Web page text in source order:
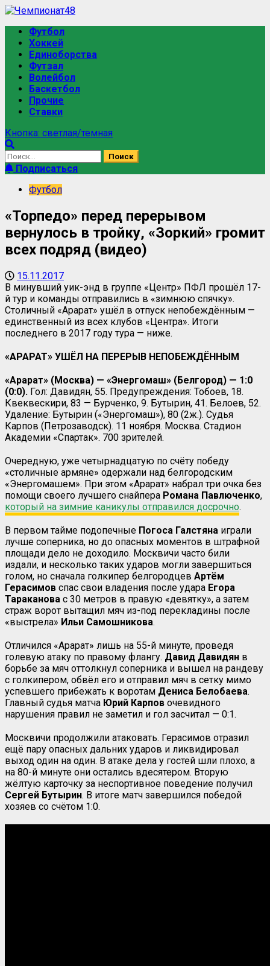
Футбол
Хоккей
Единоборства
Футзал
Волейбол
Баскетбол
Прочие
Ставки
Кнопка: светлая/темная
Подписаться
Футбол
«Торпедо» перед перерывом
вернулось в тройку, «Зоркий» громит
всех подряд (видео)
15.11.2017
В минувший уик-энд в группе «Центр» ПФЛ прошёл 17-
й тур и команды отправились в «зимнюю спячку».
Столичный «Арарат» ушёл в отпуск непобеждённым —
единственный из всех клубов «Центра». Итоги
последнего в 2017 году тура — ниже.
«АРАРАТ» УШЁЛ НА ПЕРЕРЫВ НЕПОБЕЖДЁННЫМ
«Арарат» (Москва) — «Энергомаш» (Белгород) — 1:0
(0:0). Гол: Давидян, 55. Предупреждения: Тобоев, 18.
Квеквескири, 83 — Бурченко, 9. Бутырин, 41. Белоев, 52.
Удаление: Бутырин («Энергомаш»), 80 (2ж.). Судья
Карпов (Петрозаводск). 11 ноября. Москва. Стадион
Академии «Спартак». 700 зрителей.
Очередную, уже четырнадцатую по счёту победу
«столичные армяне» одержали над белгородским
«Энергомашем». При этом «Арарат» набрал три очка без
помощи своего лучшего снайпера Романа Павлюченко,
который на зимние каникулы отправился досрочно.
В первом тайме подопечные Погоса Галстяна играли
лучше соперника, но до опасных моментов в штрафной
площади дело не доходило. Москвичи часто били
издали, и несколько таких ударов могли завершиться
голом, но сначала голкипер белгородцев Артём
Герасимов спас свои владения после удара Егора
Тараканова с 30 метров в правую «девятку», а затем
страж ворот вытащил мяч из-под перекладины после
«выстрела» Ильи Самошникова.
Отличился «Арарат» лишь на 55-й минуте, проведя
голевую атаку по правому флангу. Давид Давидян в
борьбе за мяч оттолкнул соперника и вышел на рандеву
с голкипером, обвёл его и отправил мяч в сетку мимо
успевшего прибежать к воротам Дениса Белобаева.
Главный судья матча Юрий Карпов очевидного
нарушения правил не заметил и гол засчитал — 0:1.
Москвичи продолжили атаковать. Герасимов отразил
ещё пару опасных дальних ударов и ликвидировал
выход один на один. В атаке дела у гостей шли плохо, а
на 80-й минуте они остались вдесятером. Вторую
жёлтую карточку за неспортивное поведение получил
Сергей Бутырин. В итоге матч завершился победой
хозяев со счётом 1:0.